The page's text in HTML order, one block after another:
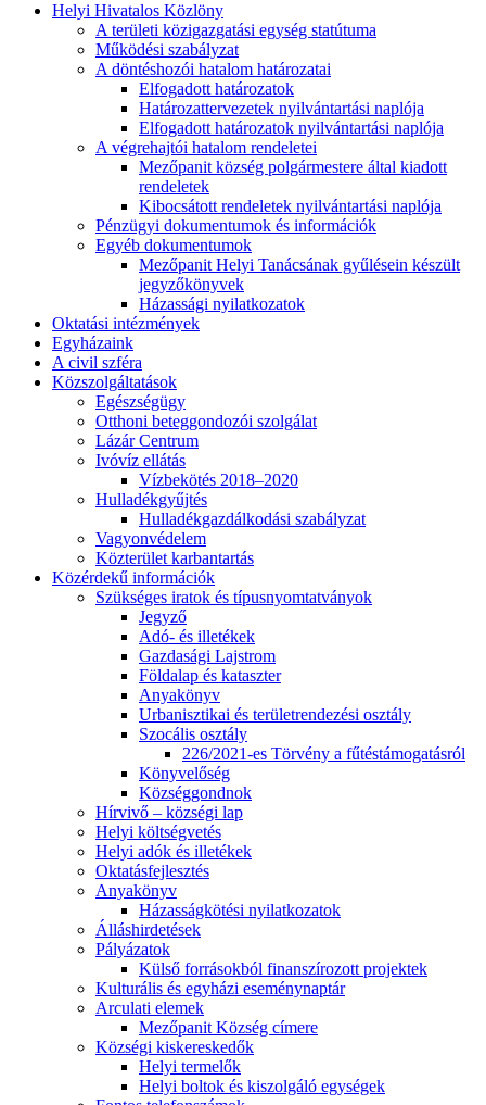
Helyi Hivatalos Közlöny
A területi közigazgatási egység statútuma
Működési szabályzat
A döntéshozói hatalom határozatai
Elfogadott határozatok
Határozattervezetek nyilvántartási naplója
Elfogadott határozatok nyilvántartási naplója
A végrehajtói hatalom rendeletei
Mezőpanit község polgármestere által kiadott
rendeletek
Kibocsátott rendeletek nyilvántartási naplója
Pénzügyi dokumentumok és információk
Egyéb dokumentumok
Mezőpanit Helyi Tanácsának gyűlésein készült
jegyzőkönyvek
Házassági nyilatkozatok
Oktatási intézmények
Egyházaink
A civil szféra
Közszolgáltatások
Egészségügy
Otthoni beteggondozói szolgálat
Lázár Centrum
Ivóvíz ellátás
Vízbekötés 2018–2020
Hulladékgyűjtés
Hulladékgazdálkodási szabályzat
Vagyonvédelem
Közterület karbantartás
Közérdekű információk
Szükséges iratok és típusnyomtatványok
Jegyző
Adó- és illetékek
Gazdasági Lajstrom
Földalap és kataszter
Anyakönyv
Urbanisztikai és területrendezési osztály
Szocális osztály
226/2021-es Törvény a fűtéstámogatásról
Könyvelőség
Községgondnok
Hírvivő – községi lap
Helyi költségvetés
Helyi adók és illetékek
Oktatásfejlesztés
Anyakönyv
Házasságkötési nyilatkozatok
Álláshirdetések
Pályázatok
Külső forrásokból finanszírozott projektek
Kulturális és egyházi eseménynaptár
Arculati elemek
Mezőpanit Község címere
Községi kiskereskedők
Helyi termelők
Helyi boltok és kiszolgáló egységek